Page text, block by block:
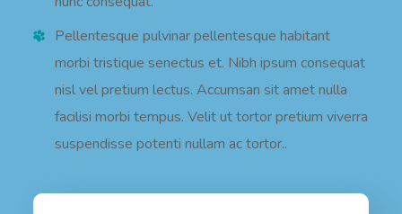
Pellentesque pulvinar pellentesque habitant
morbi tristique senectus et. Nibh ipsum consequat
nisl vel pretium lectus. Accumsan sit amet nulla
facilisi morbi tempus. Velit ut tortor pretium viverra
suspendisse potenti nullam ac tortor..